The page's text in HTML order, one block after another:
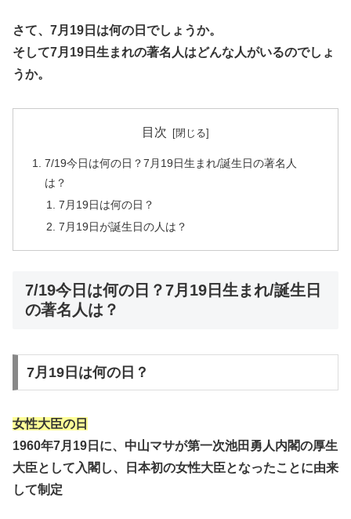
さて、7月19日は何の日でしょうか。
そして7月19日生まれの著名人はどんな人がいるのでしょ
うか。
目次
7/19今日は何の日？7月19日生まれ/誕生日の著名人
は？
7月19日は何の日？
7月19日が誕生日の人は？
7/19今日は何の日？7月19日生まれ/誕生日
の著名人は？
7月19日は何の日？
女性大臣の日
1960年7月19日に、中山マサが第一次池田勇人内閣の厚生
大臣として入閣し、日本初の女性大臣となったことに由来
して制定